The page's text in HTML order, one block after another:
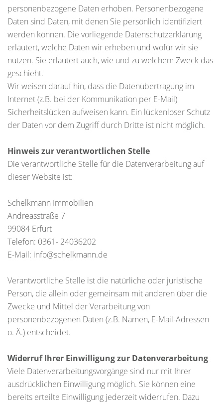
personenbezogene Daten erhoben. Personenbezogene
Daten sind Daten, mit denen Sie persönlich identifiziert
werden können. Die vorliegende Datenschutzerklärung
erläutert, welche Daten wir erheben und wofür wir sie
nutzen. Sie erläutert auch, wie und zu welchem Zweck das
geschieht.
Wir weisen darauf hin, dass die Datenübertragung im
Internet (z.B. bei der Kommunikation per E-Mail)
Sicherheitslücken aufweisen kann. Ein lückenloser Schutz
der Daten vor dem Zugriff durch Dritte ist nicht möglich.
Hinweis zur verantwortlichen Stelle
Die verantwortliche Stelle für die Datenverarbeitung auf
dieser Website ist:
Schelkmann Immobilien
Andreasstraße 7
99084 Erfurt
Telefon: 0361- 24036202
E-Mail: info@schelkmann.de
Verantwortliche Stelle ist die natürliche oder juristische
Person, die allein oder gemeinsam mit anderen über die
Zwecke und Mittel der Verarbeitung von
personenbezogenen Daten (z.B. Namen, E-Mail-Adressen
o. Ä.) entscheidet.
Widerruf Ihrer Einwilligung zur Datenverarbeitung
Viele Datenverarbeitungsvorgänge sind nur mit Ihrer
ausdrücklichen Einwilligung möglich. Sie können eine
bereits erteilte Einwilligung jederzeit widerrufen. Dazu